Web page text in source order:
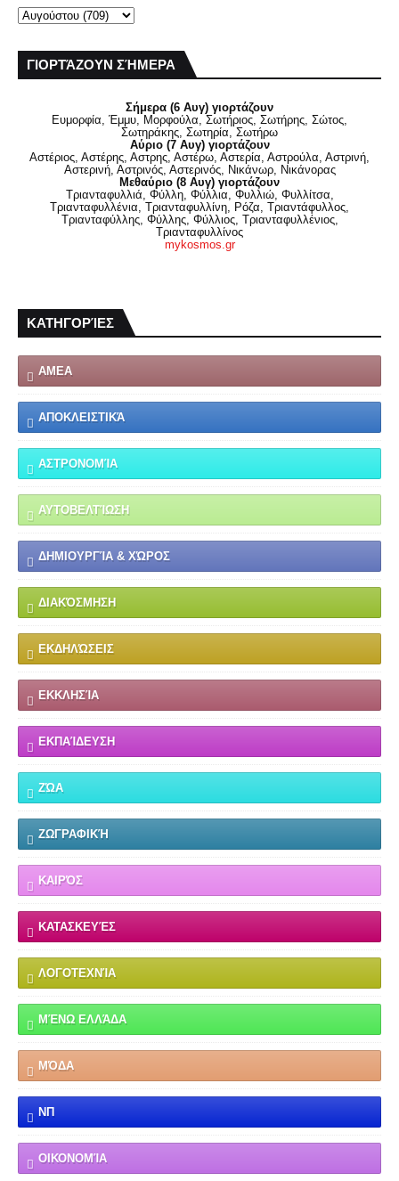
ΓΙΟΡΤΆΖΟΥΝ ΣΉΜΕΡΑ
Σήμερα (6 Αυγ) γιορτάζουν
Ευμορφία, Έμμυ, Μορφούλα, Σωτήριος, Σωτήρης, Σώτος,
Σωτηράκης, Σωτηρία, Σωτήρω
Αύριο (7 Αυγ) γιορτάζουν
Αστέριος, Αστέρης, Αστρης, Αστέρω, Αστερία, Αστρούλα, Αστρινή,
Αστερινή, Αστρινός, Αστερινός, Νικάνωρ, Νικάνορας
Μεθαύριο (8 Αυγ) γιορτάζουν
Τριανταφυλλιά, Φύλλη, Φύλλια, Φυλλιώ, Φυλλίτσα,
Τριανταφυλλένια, Τριανταφυλλίνη, Ρόζα, Τριαντάφυλλος,
Τριανταφύλλης, Φύλλης, Φύλλιος, Τριανταφυλλένιος,
Τριανταφυλλίνος
mykosmos.gr
ΚΑΤΗΓΟΡΊΕΣ
ΑΜΕΑ
ΑΠΟΚΛΕΙΣΤΙΚΆ
ΑΣΤΡΟΝΟΜΊΑ
ΑΥΤΟΒΕΛΤΊΩΣΗ
ΔΗΜΙΟΥΡΓΊΑ & ΧΏΡΟΣ
ΔΙΑΚΌΣΜΗΣΗ
ΕΚΔΗΛΏΣΕΙΣ
ΕΚΚΛΗΣΊΑ
ΕΚΠΑΊΔΕΥΣΗ
ΖΏΑ
ΖΩΓΡΑΦΙΚΉ
ΚΑΙΡΌΣ
ΚΑΤΑΣΚΕΥΈΣ
ΛΟΓΟΤΕΧΝΊΑ
ΜΈΝΩ ΕΛΛΆΔΑ
ΜΌΔΑ
ΝΠ
ΟΙΚΟΝΟΜΊΑ